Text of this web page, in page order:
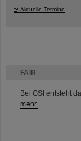
FAIR
Bei GSI entsteht
mehr.
Aktuelle Termine